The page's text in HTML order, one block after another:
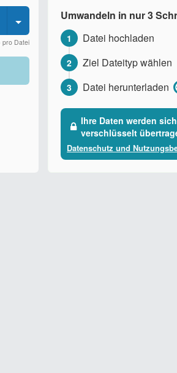
0
pro Datei
Umwandeln in nur 3
1 Datei hochladen
2 Ziel Dateityp wählen
3 Datei herunterladen
Ihre Daten werden
verschlüsselt
Datenschutz und